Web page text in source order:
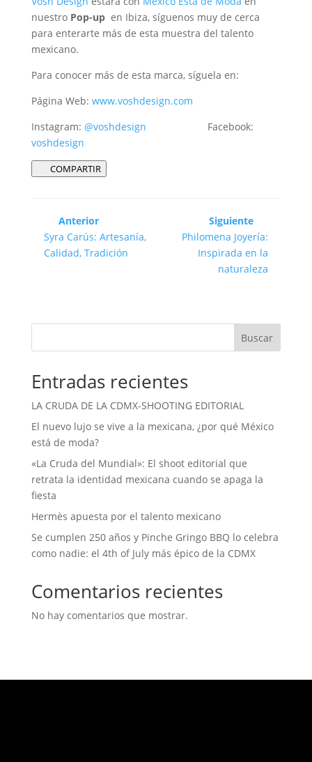
nuestro Pop-up en Ibiza, síguenos muy de cerca
para enterarte más de esta muestra del talento
mexicano.
Para conocer más de esta marca, síguela en:
Página Web: www.voshdesign.com
Instagram: @voshdesign
Facebook:
voshdesign
COMPARTIR
Anterior
Syra Carús: Artesanía,
Calidad, Tradición
Siguiente
Philomena Joyería:
Inspirada en la
naturaleza
Buscar
Entradas recientes
LA CRUDA DE LA CDMX-SHOOTING EDITORIAL
El nuevo lujo se vive a la mexicana, ¿por qué México
está de moda?
«La Cruda del Mundial»: El shoot editorial que
retrata la identidad mexicana cuando se apaga la
fiesta
Hermès apuesta por el talento mexicano
Se cumplen 250 años y Pinche Gringo BBQ lo celebra
como nadie: el 4th of July más épico de la CDMX
Comentarios recientes
No hay comentarios que mostrar.